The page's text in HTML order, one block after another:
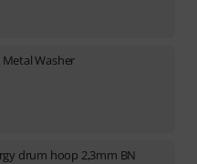
Washer
drum hoop 2,3mm BN